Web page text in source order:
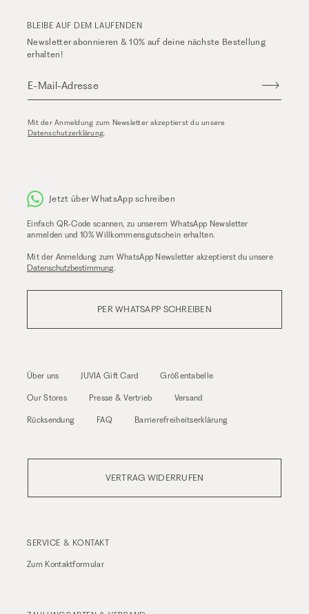
BLEIBE AUF DEM LAUFENDEN
Newsletter abonnieren & 10% auf deine nächste Bestellung
erhalten!
E-Mail-Adresse
Mit der Anmeldung zum Newsletter akzeptierst du unsere
Datenschutzerklärung.
Jetzt über WhatsApp schreiben
Einfach QR-Code scannen, zu unserem WhatsApp Newsletter
anmelden und 10% Willkommensgutschein erhalten.
Mit der Anmeldung zum WhatsApp Newsletter akzeptierst du unsere
Datenschutzbestimmung.
PER WHATSAPP SCHREIBEN
Über uns JUVIA Gift Card Größentabelle
Our Stores Presse & Vertrieb Versand
Rücksendung FAQ Barrierefreiheitserklärung
VERTRAG WIDERRUFEN
SERVICE & KONTAKT
Zum Kontaktformular